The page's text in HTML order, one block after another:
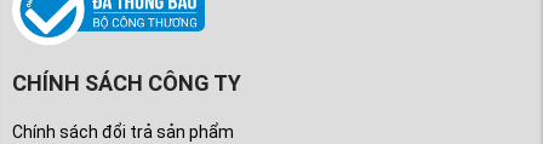
CHÍNH SÁCH CÔNG TY
Chính sách đổi trả sản phẩm